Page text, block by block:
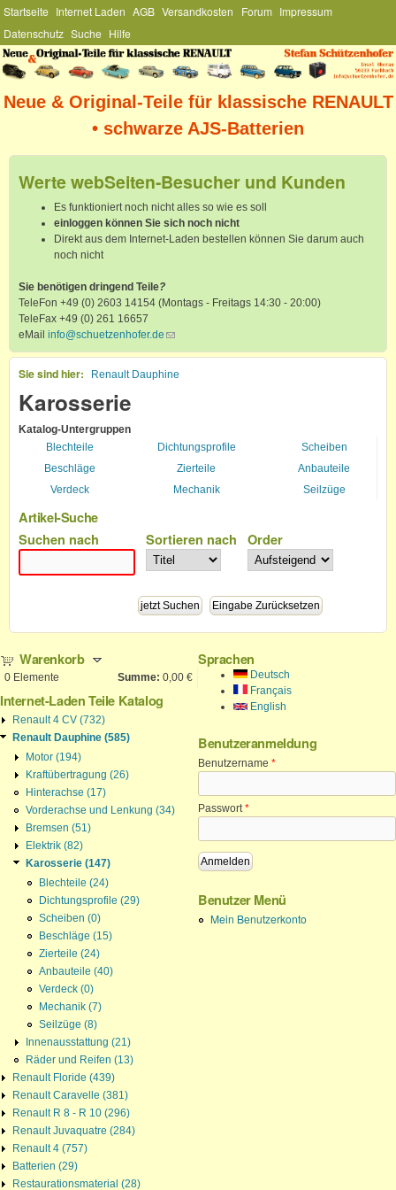
Direkt zum Inhalt
Hauptmenü
Startseite Internet Laden AGB Versandkosten Forum Impressum
Datenschutz Suche Hilfe
Stefan
Schützenhofer
Neue & Original-Teile für klassische RENAULT
• schwarze AJS-Batterien
Werte webSeiten-Besucher und Kunden
Es funktioniert noch nicht alles so wie es soll
einloggen können Sie sich noch nicht
Direkt aus dem Internet-Laden bestellen können Sie darum auch
noch nicht
Sie benötigen dringend Teile?
TeleFon +49 (0) 2603 14154 (Montags - Freitags 14:30 - 20:00)
TeleFax +49 (0) 261 16657
eMail info@schuetzenhofer.de (link sends e-mail)
Sie sind hier Renault Dauphine
Karosserie
Katalog-Untergruppen
Blechteile
Dichtungsprofile
Scheiben
Beschläge
Zierteile
Anbauteile
Verdeck
Mechanik Seilzüge
Artikel-Suche
Suchen nach
Sortieren nach Order
Warenkorb
0 Elemente Summe: 0,00 €
Internet-Laden Teile Katalog
Renault 4 CV (732)
Renault Dauphine (585)
Motor (194)
Kraftübertragung (26)
Hinterachse (17)
Vorderachse und Lenkung (34)
Bremsen (51)
Elektrik (82)
Karosserie (147)
Blechteile (24)
Dichtungsprofile (29)
Scheiben (0)
Beschläge (15)
Zierteile (24)
Anbauteile (40)
Verdeck (0)
Mechanik (7)
Seilzüge (8)
Innenausstattung (21)
Räder und Reifen (13)
Renault Floride (439)
Renault Caravelle (381)
Renault R 8 - R 10 (296)
Renault Juvaquatre (284)
Renault 4 (757)
Batterien (29)
Restaurationsmaterial (28)
Sprachen
Deutsch
Français
English
Benutzeranmeldung
Benutzername *
Passwort*
Benutzer Menü
Mein Benutzerkonto